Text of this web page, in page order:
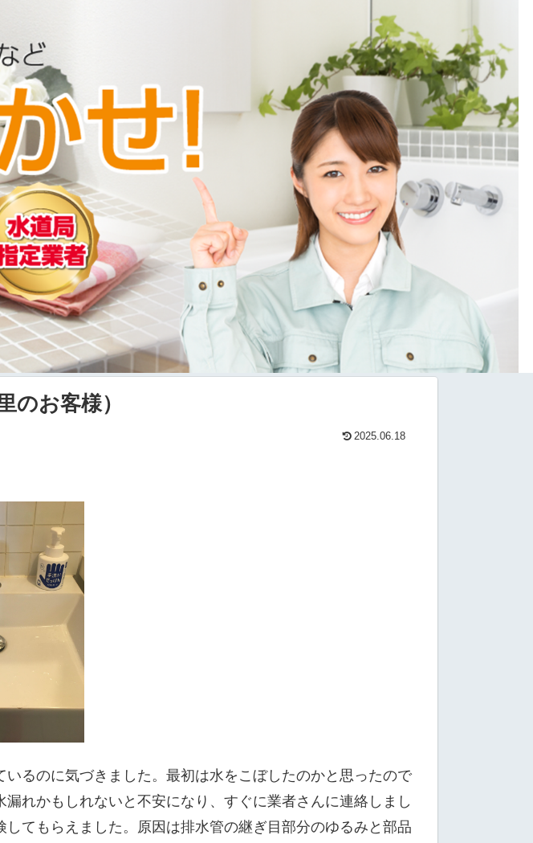
のお客様）
2025.06.18
るのに気づきました。最初は水をこぼしたのかと思ったので
れかもしれないと不安になり、すぐに業者さんに連絡しまし
てもらえました。原因は排水管の継ぎ目部分のゆるみと部品